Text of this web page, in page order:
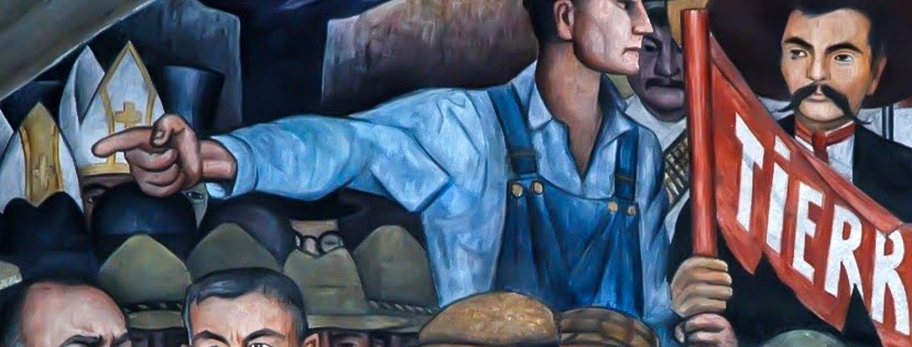
El día que morena se convirtió en partido, era reportero para una
compañero camarógrafo que iríamos al estadio Manuel L. Almanza de
estaría presente, le dije que sería una buena nota, aunque también
que fuera necesario, mi compañero estaba acostumbrado a las
entrevistas o información, creo que en aquel momento era el único
ese partido.
El día que Andrés Manuel ganó la elección, era ya un reportero y estaba
desde días atrás me había preparado física y mentalmente para ese
ganaría, y que de haber un nuevo fraude, no nos quedaríamos de brazos
amigos fuera de la organización de morena, habríamos preparado
artículos de “paz social”, estaba entero para combatir por todas las vías
de los mexicanos.
Estaba esperando la postura del PAN en Chihuahua tras la jornada
de que salieran a negar su derrota, los reporteros estábamos en el